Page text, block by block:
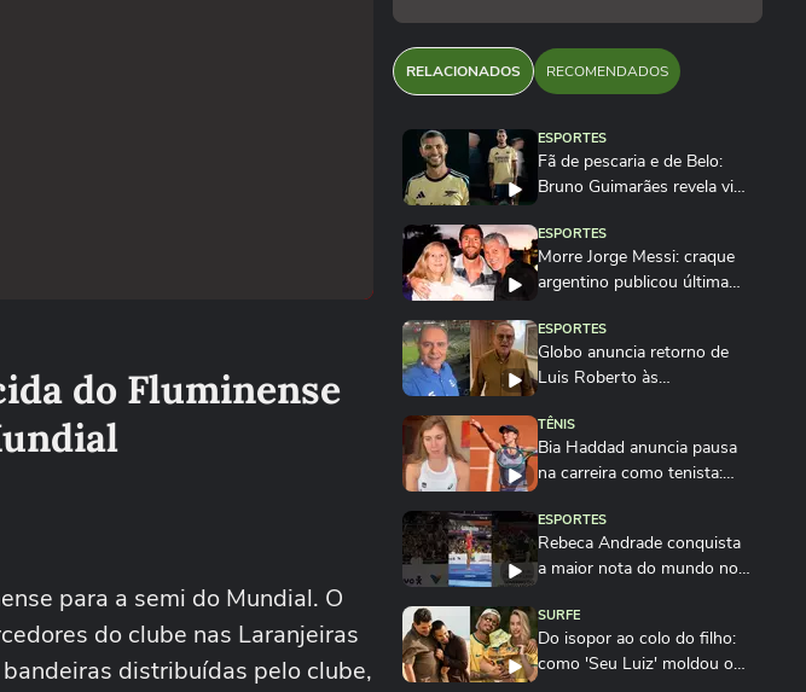
do Fluminense
para a semi do Mundial. O
do clube nas Laranjeiras
distribuídas pelo clube,
RELACIONADOS RECOMENDADOS
ESPORTES
Fã de pescaria e de Belo:
Bruno Guimarães revela vida
ESPORTES
Morre Jorge Messi: craque
argentino publicou última
ESPORTES
Globo anuncia retorno de
Luis Roberto às
TÊNIS
Bia Haddad anuncia pausa
na carreira como tenista:
ESPORTES
Rebeca Andrade conquista
a maior nota do mundo no
SURFE
Do isopor ao colo do filho:
como 'Seu Luiz' moldou o